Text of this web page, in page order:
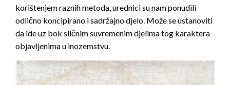
korištenjem raznih metoda, urednici su nam ponudili
odlično koncipirano i sadržajno djelo. Može se ustanoviti
da ide uz bok sličnim suvremenim djelima tog karaktera
objavljenima u inozemstvu.